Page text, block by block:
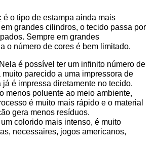
é o tipo de estampa ainda mais
grandes cilindros, o tecido passa por
Sempre em grandes
o número de cores é bem limitado.
é possível ter um infinito número de
parecido a uma impressora de
já é impressa diretamente no tecido.
menos poluente ao meio ambiente,
é muito mais rápido e o material
gera menos resíduos.
colorido mais intenso, é muito
necessaires, jogos americanos,